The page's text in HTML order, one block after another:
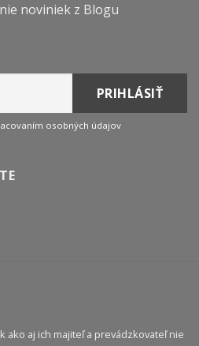
noviniek z Blogu
osobných údajov
ako aj ich majiteľ a prevádzkovateľ nie